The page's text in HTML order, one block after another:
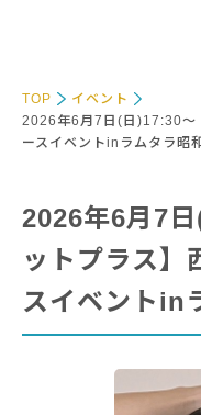
TOP
イベント
2026年6月7日(日)17:30～
ースイベントinラムタラ昭
2026年6月7
ットプラス】
スイベントin